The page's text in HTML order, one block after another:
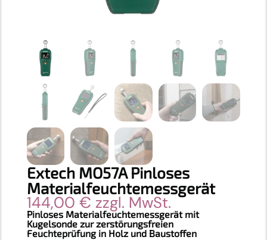
Extech MO57A Pinloses
Materialfeuchtemessgerät
144,00 € zzgl. MwSt.
Pinloses Materialfeuchtemessgerät mit
Kugelsonde zur zerstörungsfreien
Feuchteprüfung in Holz und Baustoffen